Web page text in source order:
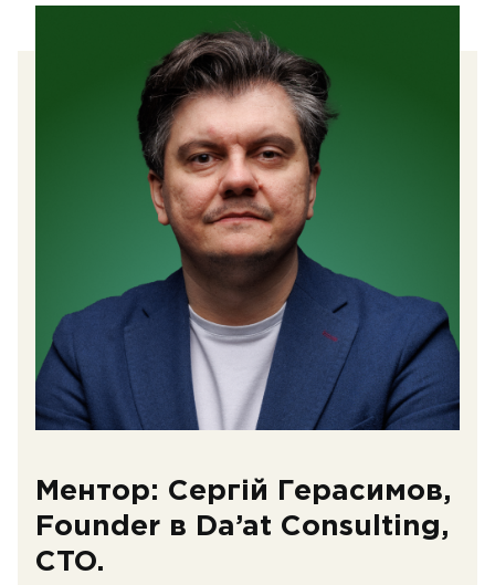
Ментор: Сергій Герасимов,
Founder в Da’at Consulting,
CTO.